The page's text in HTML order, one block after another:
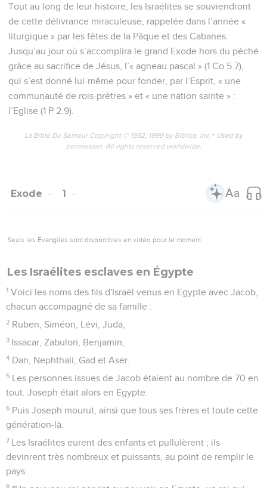
Tout au long de leur histoire, les Israélites se souviendront
de cette délivrance miraculeuse, rappelée dans l’année «
liturgique » par les fêtes de la Pâque et des Cabanes.
Jusqu’au jour où s’accomplira le grand Exode hors du péché
grâce au sacrifice de Jésus, l’« agneau pascal » (1 Co 5.7),
qui s’est donné lui-même pour fonder, par l’Esprit, « une
communauté de rois-prêtres » et « une nation sainte » :
l’Eglise (1 P 2.9).
La Bible Du Semeur Copyright © 1992, 1999 by Biblica, Inc.® Used by
permission. All rights reserved worldwide.
Exode 1
Seuls les Évangiles sont disponibles en vidéo pour le moment.
Les Israélites esclaves en Égypte
1 Voici les noms des fils d'Israël venus en Egypte avec Jacob,
chacun accompagné de sa famille :
2 Ruben, Siméon, Lévi, Juda,
3 Issacar, Zabulon, Benjamin,
4 Dan, Nephthali, Gad et Aser.
5 Les personnes issues de Jacob étaient au nombre de 70 en
tout. Joseph était alors en Egypte.
6 Puis Joseph mourut, ainsi que tous ses frères et toute cette
génération-là.
7 Les Israélites eurent des enfants et pullulèrent ; ils
devinrent très nombreux et puissants, au point de remplir le
pays.
8